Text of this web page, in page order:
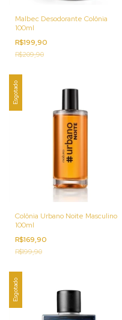
Malbec Desodorante Colônia
100ml
R$199,90
R$209,90
Esgotado
Colônia Urbano Noite Masculino
100ml
R$169,90
R$199,90
Esgotado